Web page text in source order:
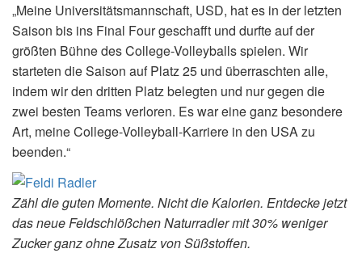
„Meine Universitätsmannschaft, USD, hat es in der letzten
Saison bis ins Final Four geschafft und durfte auf der
größten Bühne des College-Volleyballs spielen. Wir
starteten die Saison auf Platz 25 und überraschten alle,
indem wir den dritten Platz belegten und nur gegen die
zwei besten Teams verloren. Es war eine ganz besondere
Art, meine College-Volleyball-Karriere in den USA zu
beenden.“
Zähl die guten Momente. Nicht die Kalorien. Entdecke jetzt
das neue Feldschlößchen Naturradler mit 30% weniger
Zucker ganz ohne Zusatz von Süßstoffen.